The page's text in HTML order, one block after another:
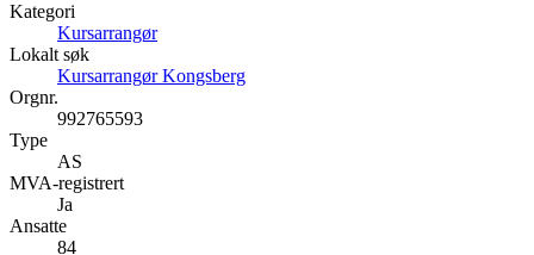
Kategori
Kursarrangør
Lokalt søk
Kursarrangør Kongsberg
Orgnr.
992765593
Type
AS
MVA-registrert
Ja
Ansatte
84